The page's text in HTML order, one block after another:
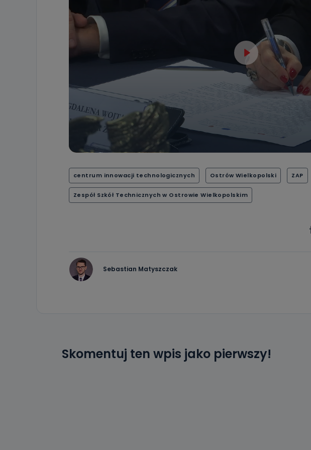
sprzeciwu wobec ich przetwarzania.
Do kiedy Państwa dane
Do czasu wycofania zgody lub, jeśli dane
uzasadnionego celu administratora – do
Jakie dane osobowe
Przetwarzane kategorie Państwa danych
Państwa (lub zostały przekazane w
źródeł publicznie dostępnych, w
adres korespondencyjny. Odbiorcą
oraz partnerzy wspomagający
Jak skontaktować się z
poczta@tvproart.pl
centrum innowacji technologicznych Ostrów Wielkopolski ZAP
Zespół Szkół Technicznych w Ostrowie Wielkopolskim
Sebastian Matyszczak
Skomentuj ten wpis jako pierwszy!